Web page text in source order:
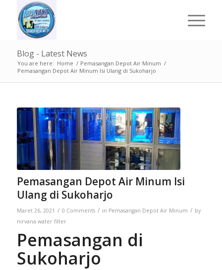
Blog - Latest News
You are here: Home / Pemasangan Depot Air Minum /
Pemasangan Depot Air Minum Isi Ulang di Sukoharjo
Pemasangan Depot Air Minum Isi
Ulang di Sukoharjo
Maret 26, 2021 / 0 Comments / in Pemasangan Depot Air Minum / by
nirvana water filter
Pemasangan di
Sukoharjo